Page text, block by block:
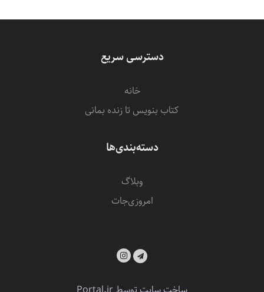
دسترسی سریع
خانه
کتاب بنویس تا زنده بمانی
دسته‌بندی‌ها
وبلاگ
امروزی‌‌جات